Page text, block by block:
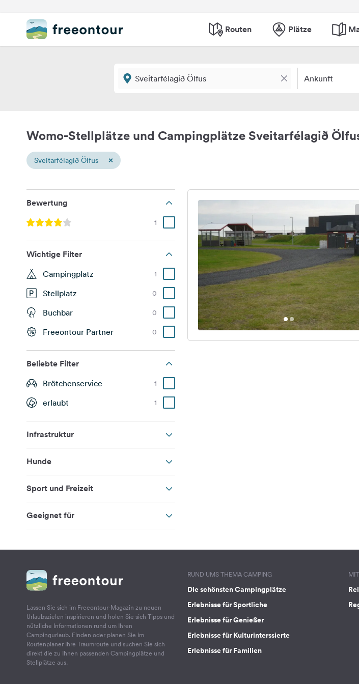
Routen Plätze
Ankunft
Womo-Stellplätze und Campingplätze Sveitarfélagið
Sveitarfélagið Ölfus ×
Bewertung
1
Wichtige Filter
Campingplatz 1
Stellplatz 0
Buchbar 0
Freeontour Partner 0
Beliebte Filter
Brötchenservice 1
erlaubt 1
Infrastruktur
Hunde
Sport und Freizeit
Geeignet für
Lassen Sie sich im Freeontour-Magazin zu neuen
Urlaubszielen inspirieren und holen Sie sich Tipps und
nützliche Informationen rund um Ihren
Campingurlaub. Finden oder planen Sie im
Routenplaner Ihre Traumroute und suchen Sie sich
direkt die zu Ihnen passenden Campingplätze und
Stellplätze aus.
RUND UMS THEMA CAMPING
Die schönsten Campingplätze
Erlebnisse für Sportliche
Erlebnisse für Genießer
Erlebnisse für Kulturinterssierte
Erlebnisse für Familien